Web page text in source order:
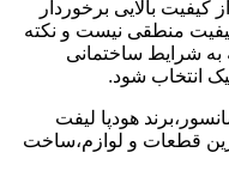
بالایی برخوردار
منطقی نیست و نکته
شرایط ساختمانی
انتخاب شود.
هودپا لیفت
قطعات و لوازم،ساخت